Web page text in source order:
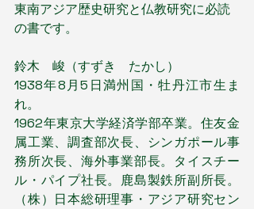
東南アジア歴史研究と仏教研究に必読
の書です。
鈴木　峻（すずき　たかし）
1938年8月5日満州国・牡丹江市生ま
れ。
1962年東京大学経済学部卒業。住友金
属工業、調査部次長、シンガポール事
務所次長、海外事業部長。タイスチー
ル・パイプ社長。鹿島製鉄所副所長。
（株）日本総研理事・アジア研究セン